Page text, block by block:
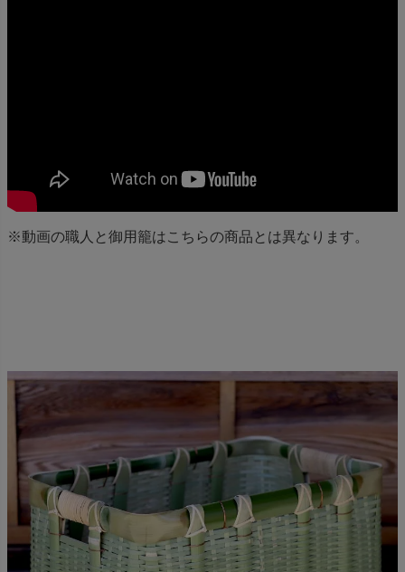
※動画の職人と御用籠はこちらの商品とは異なります。